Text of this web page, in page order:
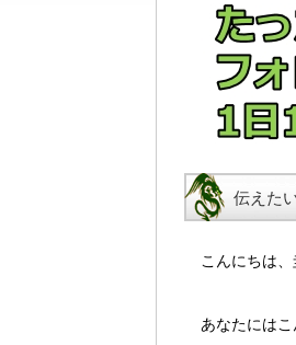
伝えた
こんにちは
あなたには